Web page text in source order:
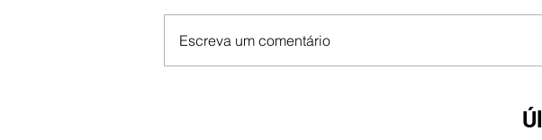
Escreva um comentário